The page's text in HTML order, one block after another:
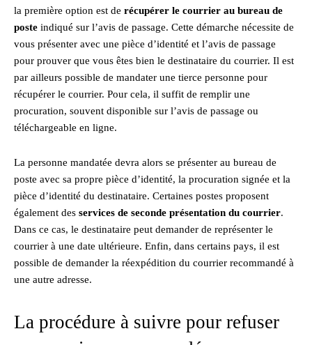
la première option est de récupérer le courrier au bureau de
poste indiqué sur l’avis de passage. Cette démarche nécessite de
vous présenter avec une pièce d’identité et l’avis de passage
pour prouver que vous êtes bien le destinataire du courrier. Il est
par ailleurs possible de mandater une tierce personne pour
récupérer le courrier. Pour cela, il suffit de remplir une
procuration, souvent disponible sur l’avis de passage ou
téléchargeable en ligne.
La personne mandatée devra alors se présenter au bureau de
poste avec sa propre pièce d’identité, la procuration signée et la
pièce d’identité du destinataire. Certaines postes proposent
également des services de seconde présentation du courrier.
Dans ce cas, le destinataire peut demander de représenter le
courrier à une date ultérieure. Enfin, dans certains pays, il est
possible de demander la réexpédition du courrier recommandé à
une autre adresse.
La procédure à suivre pour refuser